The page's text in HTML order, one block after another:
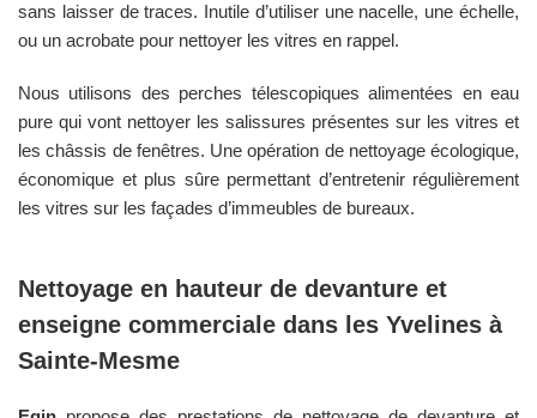
sans laisser de traces. Inutile d’utiliser une nacelle, une échelle,
ou un acrobate pour nettoyer les vitres en rappel.
Nous utilisons des perches télescopiques alimentées en eau
pure qui vont nettoyer les salissures présentes sur les vitres et
les châssis de fenêtres. Une opération de nettoyage écologique,
économique et plus sûre permettant d’entretenir régulièrement
les vitres sur les façades d’immeubles de bureaux.
Nettoyage en hauteur de devanture et
enseigne commerciale dans les Yvelines à
Sainte-Mesme